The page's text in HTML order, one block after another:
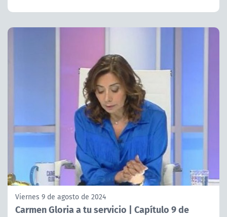
Viernes 9 de agosto de 2024
Carmen Gloria a tu servicio | Capítulo 9 de